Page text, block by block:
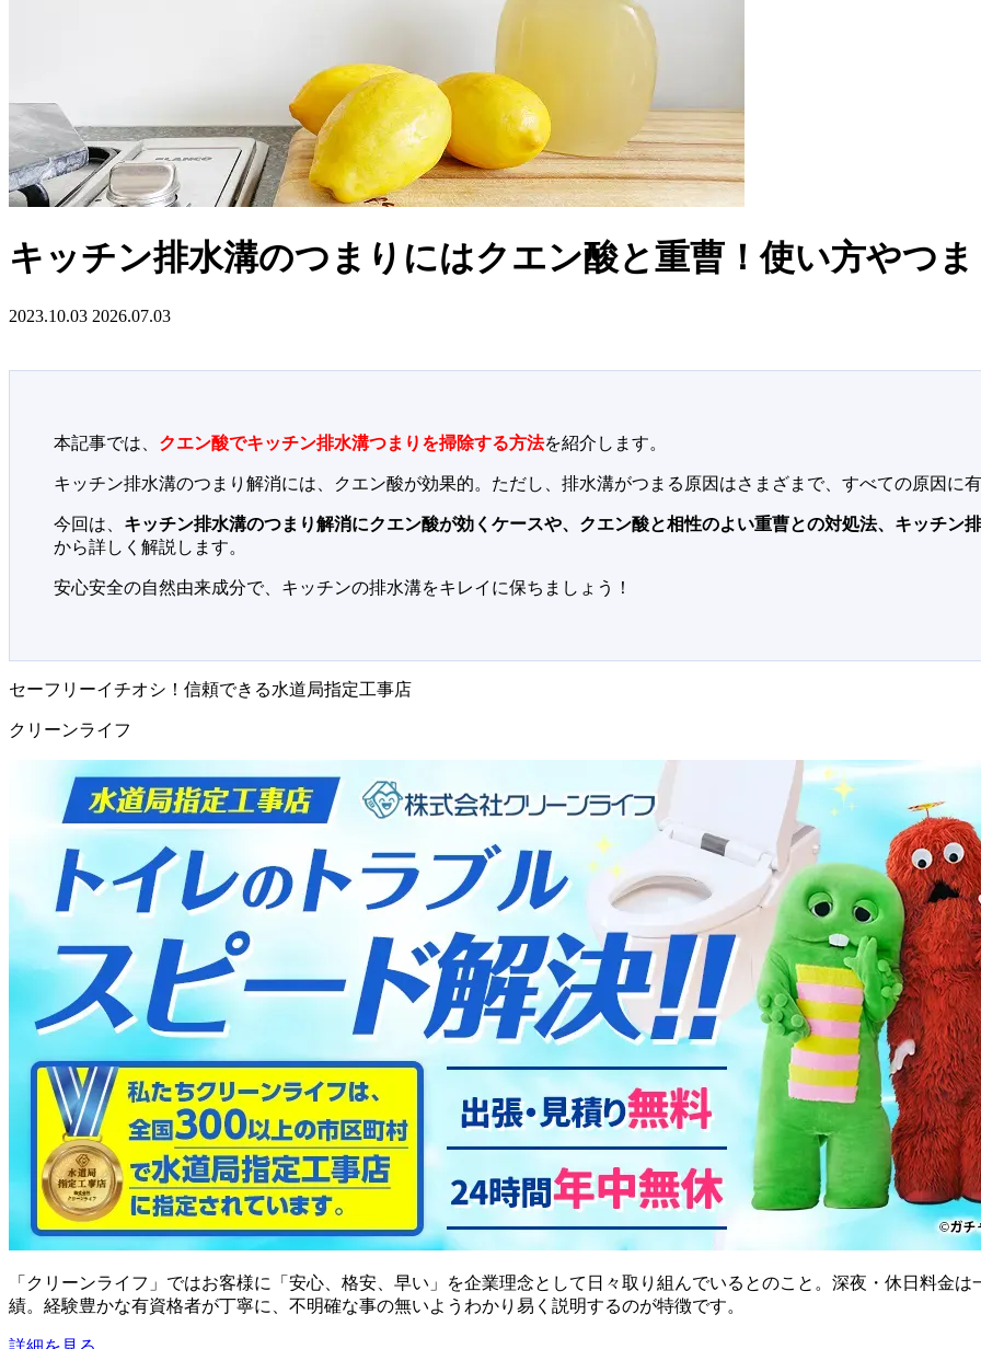
キッチン排水溝のつまりにはクエン酸と重曹！使い方やつ
2023.10.03 2026.07.03
本記事では、 クエン酸でキッチン排水溝つまりを掃除する方法を紹介します。
キッチン排水溝のつまり解消には、クエン酸が効果的。ただし、排水溝がつまる原因はさまざまで、すべての原因に
今回は、 キッチン排水溝のつまり解消にクエン酸が効くケースや、クエン酸と相性のよい重曹との対処法、キッチン
から詳しく解説します。
安心安全の自然由来成分で、キッチンの排水溝をキレイに保ちましょう！
セーフリーイチオシ！信頼できる水道局指定工事店
クリーンライフ
「クリーンライフ」ではお客様に「安心、格安、早い」を企業理念として日々取り組んでいるとのこと。深夜・休日料金
績。経験豊かな有資格者が丁寧に、不明確な事の無いようわかり易く説明するのが特徴です。